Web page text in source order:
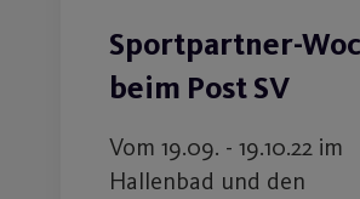
Sportpartner-
beim Post SV
Vom 19.09. - 19.10.22 im
Hallenbad und den